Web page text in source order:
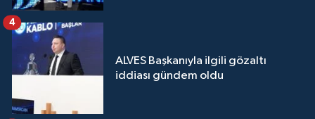
ALVES Başkanıyla ilgili gözaltı
iddiası gündem oldu
4